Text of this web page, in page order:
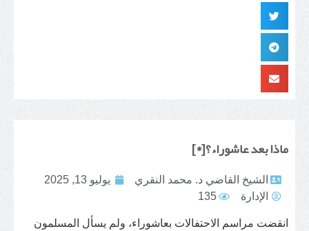
ماذا بعد عاشوراء؟[*]
الشيخ القاضي د. محمد النقري
يوليو 13, 2025
الإدارة
135
انقضت مراسم الاحتفالات بعاشوراء، ولم يسأل المسلمون